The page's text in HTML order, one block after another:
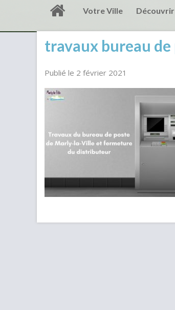
Votre Ville
travaux bureau de
Publié le 2 février 2021